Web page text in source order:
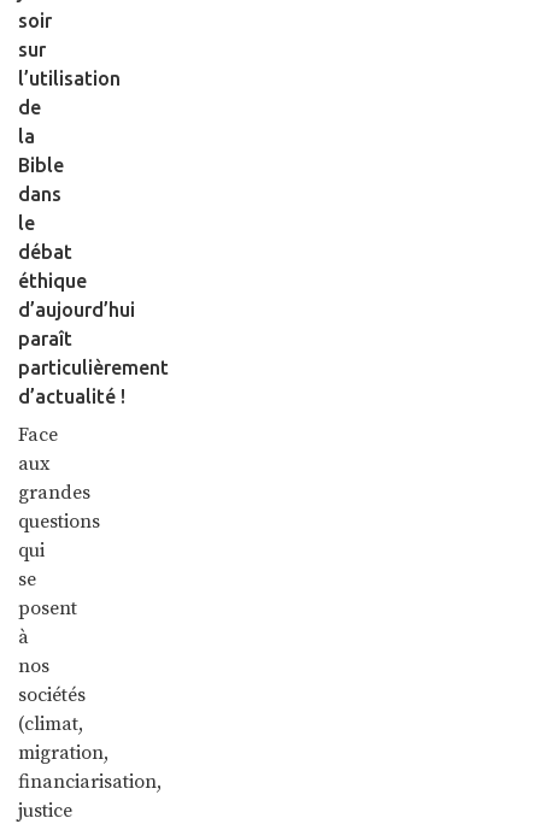
soir
sur
l’utilisation
de
la
Bible
dans
le
débat
éthique
d’aujourd’hui
paraît
particulièrement
d’actualité !
Face
aux
grandes
questions
qui
se
posent
à
nos
sociétés
(climat,
migration,
financiarisation,
justice